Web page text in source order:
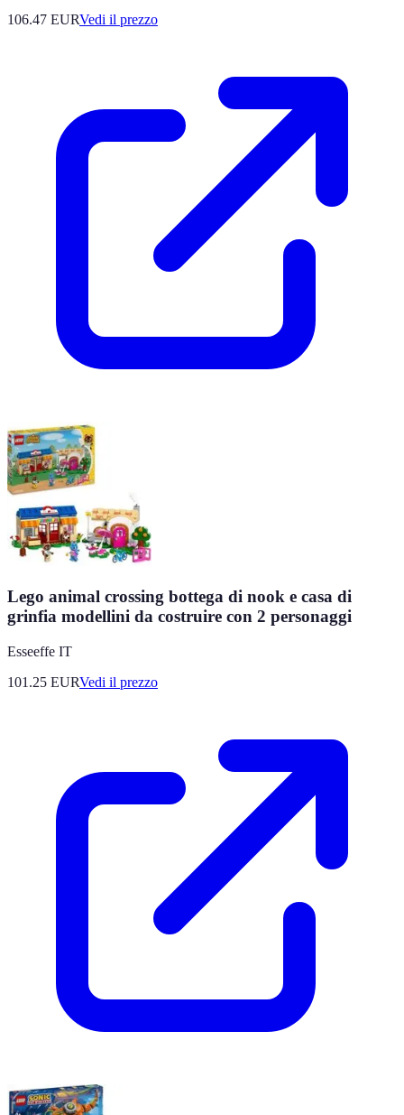
106.47 EURVedi il prezzo
Lego animal crossing bottega di nook e casa di
grinfia modellini da costruire con 2 personaggi
Esseeffe IT
101.25 EURVedi il prezzo